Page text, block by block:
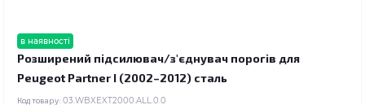
в наявності
Розширений підсилювач/з'єднувач порогів для
Peugeot Partner I (2002–2012) сталь
Код товару: 03.WBXEXT2000.ALL.0.0